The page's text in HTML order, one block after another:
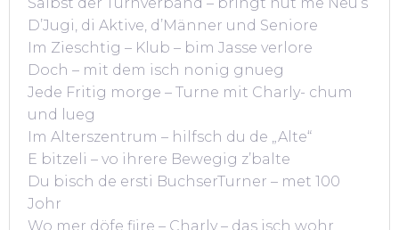
D’Jugi, di Aktive, d’Männer und Seniore
Im Zieschtig – Klub – bim Jasse verlore
Doch – mit dem isch nonig gnueg
Jede Fritig morge – Turne mit Charly- chum
und lueg
Im Alterszentrum – hilfsch du de „Alte“
E bitzeli – vo ihrere Bewegig z’balte
Du bisch de ersti BuchserTurner – met 100
Johr
Wo mer döfe fiire – Charly – das isch wohr